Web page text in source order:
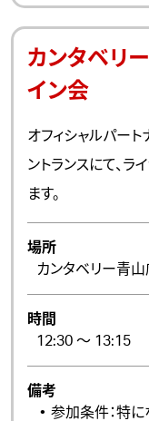
カンタベリ
イン会
オフィシャルパー
ントランスにて、
ます。
場所
カンタベリー青山
時間
12:30 ～ 13:15
備考
参加条件：特